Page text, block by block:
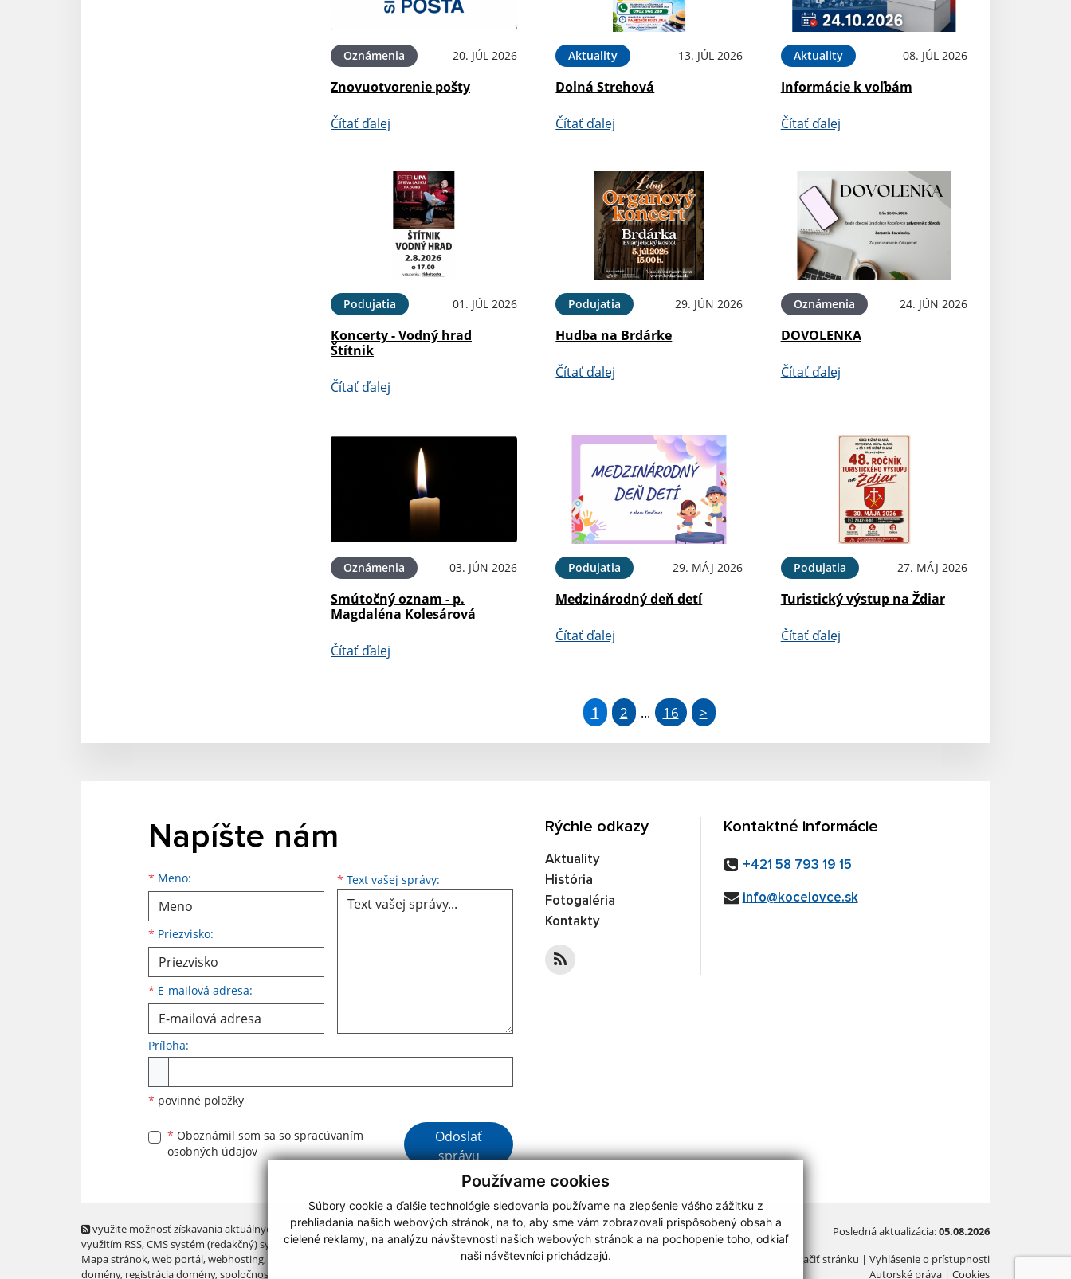
Používame cookies
Súbory cookie a ďalšie technológie sledovania používame na zlepšenie vášho zážitku z
prehliadania našich webových stránok, na to, aby sme vám zobrazovali prispôsobený obsah a
cielené reklamy, na analýzu návštevnosti našich webových stránok a na pochopenie toho, odkiaľ
naši návštevníci prichádzajú.
Oznámenia 20. JÚL 2026
Znovuotvorenie pošty
Čítať ďalej
Aktuality 13. JÚL 2026
Dolná Strehová
Čítať ďalej
Aktuality 08. JÚL 2026
Informácie k voľbám
Čítať ďalej
Podujatia 01. JÚL 2026
Koncerty - Vodný hrad
Štítnik
Čítať ďalej
Podujatia 29. JÚN 2026
Hudba na Brdárke
Čítať ďalej
Oznámenia 24. JÚN 2026
DOVOLENKA
Čítať ďalej
Oznámenia 03. JÚN 2026
Smútočný oznam - p.
Magdaléna Kolesárová
Čítať ďalej
Podujatia 29. MÁJ 2026
Medzinárodný deň detí
Čítať ďalej
Podujatia 27. MÁJ 2026
Turistický výstup na Ždiar
Čítať ďalej
1 2 ... 16 >
Napíšte nám
* Meno:
Meno
* Priezvisko:
Priezvisko
* E-mailová adresa:
E-mailová adresa * Text vašej správy: Text vašej správy...
Príloha:
* povinné položky
* Oboznámil som sa so spracúvaním
osobných údajov
Google reCaptcha Response
Odoslať
správu
Rýchle odkazy
Aktuality
História
Fotogaléria
Kontakty
Kontaktné informácie
+421 58 793 19 15
info@kocelovce.sk
využite možnosť získavania aktuálnych informácií s
využitím RSS, CMS systém (redakčný) systém ECHELON 2,
Mapa stránok,web portál,webhosting,
domény, registrácia domény,spoločnosť webex.digital, s.r.o.
Posledná aktualizácia:05.08.2026
Vytlačiť stránku | Vyhlásenie o prístupnosti
Autorské práva | Cookies
webdesign|